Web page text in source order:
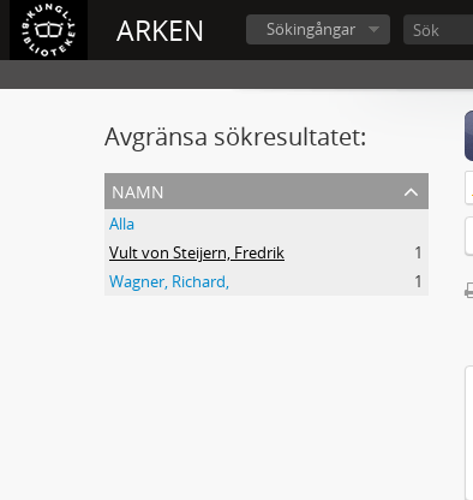
ARKEN Sökingångar
Avgränsa sökresultatet:
namn
Alla
Vult von Steijern, Fredrik
1
Wagner, Richard,
1